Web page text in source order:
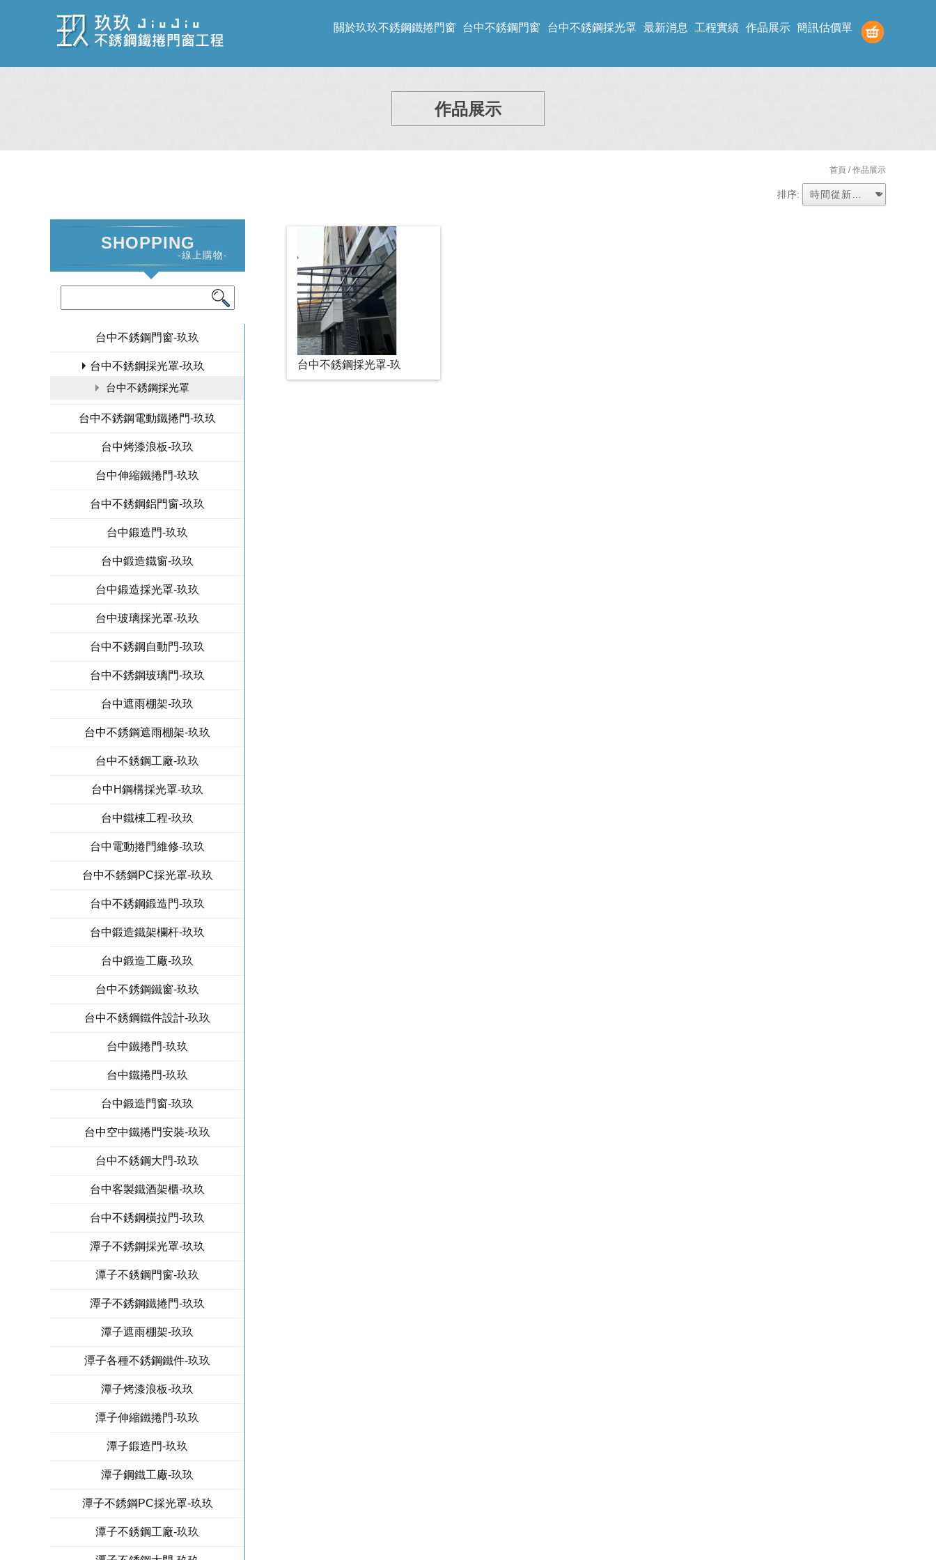
關於玖玖不銹鋼鐵捲門窗 台中不銹鋼門窗 台中不銹鋼採光罩 最新消息 工程實績 作品展示 簡訊估價單
作品展示
首頁 / 作品展示
排序:
SHOPPING
-線上購物-
台中不銹鋼門窗-玖玖
台中不銹鋼採光罩-玖玖
台中不銹鋼採光罩
台中不銹鋼電動鐵捲門-玖玖
台中烤漆浪板-玖玖
台中伸縮鐵捲門-玖玖
台中不銹鋼鋁門窗-玖玖
台中鍛造門-玖玖
台中鍛造鐵窗-玖玖
台中鍛造採光罩-玖玖
台中玻璃採光罩-玖玖
台中不銹鋼自動門-玖玖
台中不銹鋼玻璃門-玖玖
台中遮雨棚架-玖玖
台中不銹鋼遮雨棚架-玖玖
台中不銹鋼工廠-玖玖
台中H鋼構採光罩-玖玖
台中鐵棟工程-玖玖
台中電動捲門維修-玖玖
台中不銹鋼PC採光罩-玖玖
台中不銹鋼鍛造門-玖玖
台中鍛造鐵架欄杆-玖玖
台中鍛造工廠-玖玖
台中不銹鋼鐵窗-玖玖
台中不銹鋼鐵件設計-玖玖
台中鐵捲門-玖玖
台中鐵捲門-玖玖
台中鍛造門窗-玖玖
台中空中鐵捲門安裝-玖玖
台中不銹鋼大門-玖玖
台中客製鐵酒架櫃-玖玖
台中不銹鋼橫拉門-玖玖
潭子不銹鋼採光罩-玖玖
潭子不銹鋼門窗-玖玖
潭子不銹鋼鐵捲門-玖玖
潭子遮雨棚架-玖玖
潭子各種不銹鋼鐵件-玖玖
潭子烤漆浪板-玖玖
潭子伸縮鐵捲門-玖玖
潭子鍛造門-玖玖
潭子鋼鐵工廠-玖玖
潭子不銹鋼PC採光罩-玖玖
潭子不銹鋼工廠-玖玖
台中不銹鋼採光罩-玖